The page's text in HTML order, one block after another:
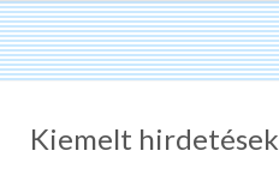
Kiemelt hirdetések